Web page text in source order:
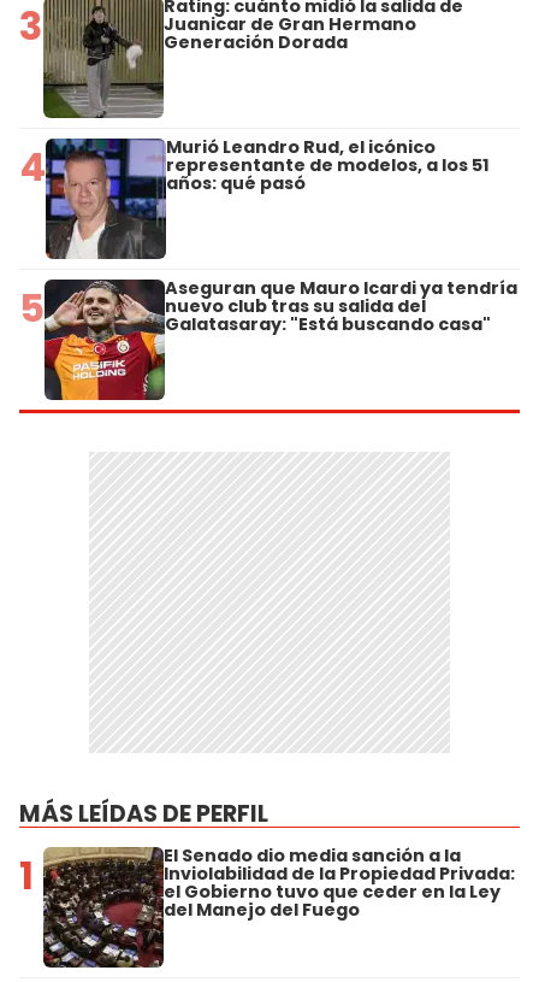
3 Rating: cuánto midió la salida de
Juanicar de Gran Hermano
Generación Dorada
4 Murió Leandro Rud, el icónico
representante de modelos, a los 51
años: qué pasó
5 Aseguran que Mauro Icardi ya tendría
nuevo club tras su salida del
Galatasaray: "Está buscando casa"
MÁS LEÍDAS DE PERFIL
1 El Senado dio media sanción a la
Inviolabilidad de la Propiedad Privada:
el Gobierno tuvo que ceder en la Ley
del Manejo del Fuego